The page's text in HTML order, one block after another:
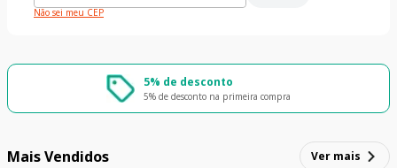
Não sei meu CEP
5% de desconto
5% de desconto na primeira compra
Mais Vendidos Ver mais